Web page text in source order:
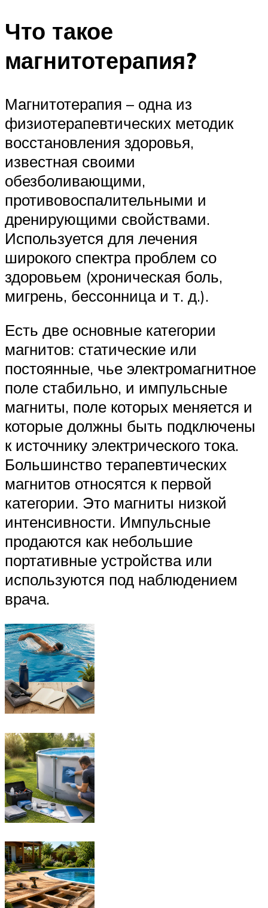
Что такое
магнитотерапия?
Магнитотерапия – одна из
физиотерапевтических методик
восстановления здоровья,
известная своими
обезболивающими,
противовоспалительными и
дренирующими свойствами.
Используется для лечения
широкого спектра проблем со
здоровьем (хроническая боль,
мигрень, бессонница и т. д.).
Есть две основные категории
магнитов: статические или
постоянные, чье электромагнитное
поле стабильно, и импульсные
магниты, поле которых меняется и
которые должны быть подключены
к источнику электрического тока.
Большинство терапевтических
магнитов относятся к первой
категории. Это магниты низкой
интенсивности. Импульсные
продаются как небольшие
портативные устройства или
используются под наблюдением
врача.